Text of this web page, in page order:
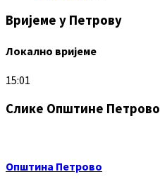
Вријеме у Петрову
Локално вријеме
15:01
Слике Општине Петрово
Општина Петрово